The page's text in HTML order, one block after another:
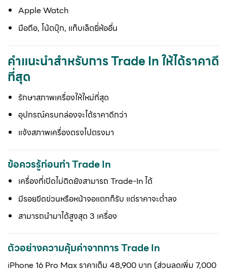
Apple Watch
มือถือ, โน้ตบุ๊ก, แท็บเล็ตยี่ห้ออื่น
คำแนะนำสำหรับการ Trade In ให้ได้ราคาดี
ที่สุด
รักษาสภาพเครื่องให้ใหม่ที่สุด
อุปกรณ์ครบกล่องจะได้ราคาดีกว่า
แจ้งสภาพเครื่องตรงไปตรงมา
ข้อควรรู้ก่อนทำ Trade In
เครื่องที่เปิดไม่ติดยังสามารถ Trade-In ได้
มีรอยขีดข่วนหรือหน้าจอแตกก็รับ แต่ราคาจะต่ำลง
สามารถนำมาได้สูงสุด 3 เครื่อง
ตัวอย่างความคุ้มค่าจากการ Trade In
iPhone 16 Pro Max ราคาเต็ม 48,900 บาท (ส่วนลดเพิ่ม 7,000